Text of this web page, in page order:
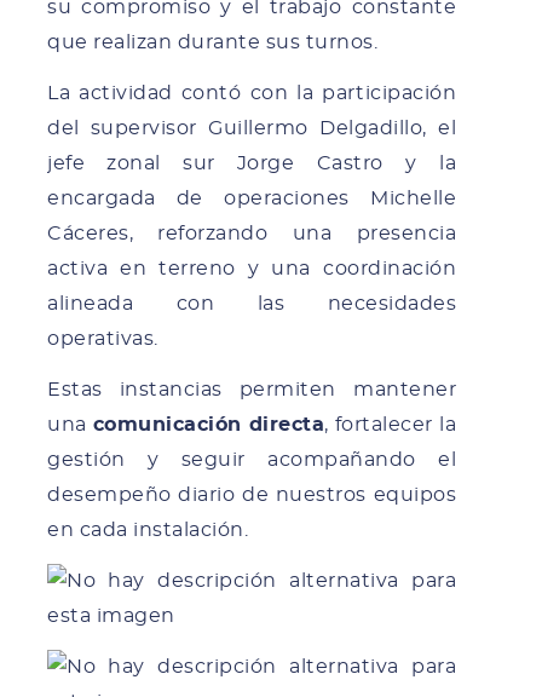
su compromiso y el trabajo constante
que realizan durante sus turnos.
La actividad contó con la participación
del supervisor Guillermo Delgadillo, el
jefe zonal sur Jorge Castro y la
encargada de operaciones Michelle
Cáceres, reforzando una presencia
activa en terreno y una coordinación
alineada con las necesidades
operativas.
Estas instancias permiten mantener
una comunicación directa, fortalecer la
gestión y seguir acompañando el
desempeño diario de nuestros equipos
en cada instalación.